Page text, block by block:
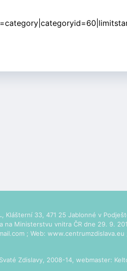
z farnosti - červenec 2012
, Klášterní 33, 471 25 Jablonné v
na Ministerstvu vnitra ČR dne 29. 9.
; Web: www.centrumzdislava.eu
Zdislavy, 2008-14, webmaster: